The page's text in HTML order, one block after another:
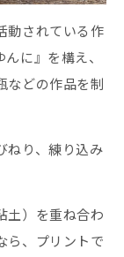
動されている作
に』を構え、
などの作品を制
ねり、練り込み
土）を重ね合わ
ら、プリントで